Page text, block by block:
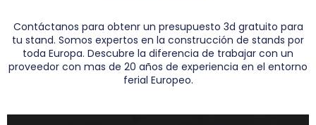
Contáctanos para obtenr un presupuesto 3d gratuito para
tu stand. Somos expertos en la construcción de stands por
toda Europa. Descubre la diferencia de trabajar con un
proveedor con mas de 20 años de experiencia en el entorno
ferial Europeo.